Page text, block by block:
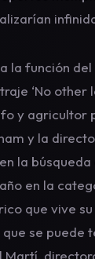
la función
‘No
y agricultor
y la
la
en la
que vive
se